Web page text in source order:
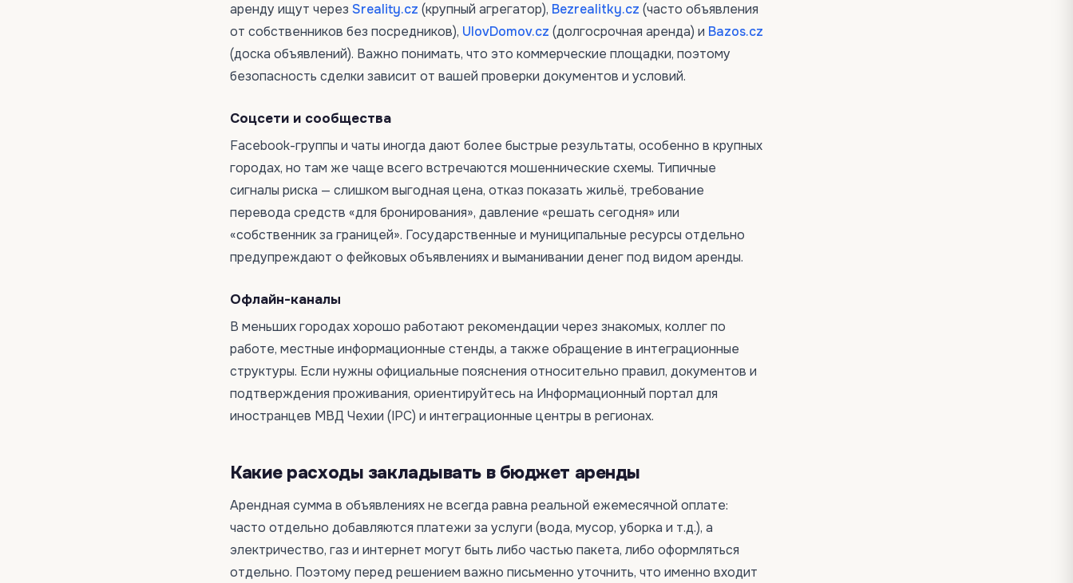
аренду ищут через Sreality.cz (крупный агрегатор), Bezrealitky.cz (часто объявления
от собственников без посредников), UlovDomov.cz (долгосрочная аренда) и Bazos.cz
(доска объявлений). Важно понимать, что это коммерческие площадки, поэтому
безопасность сделки зависит от вашей проверки документов и условий.
Соцсети и сообщества
Facebook-группы и чаты иногда дают более быстрые результаты, особенно в крупных
городах, но там же чаще всего встречаются мошеннические схемы. Типичные
сигналы риска — слишком выгодная цена, отказ показать жильё, требование
перевода средств «для бронирования», давление «решать сегодня» или
«собственник за границей». Государственные и муниципальные ресурсы отдельно
предупреждают о фейковых объявлениях и выманивании денег под видом аренды.
Офлайн-каналы
В меньших городах хорошо работают рекомендации через знакомых, коллег по
работе, местные информационные стенды, а также обращение в интеграционные
структуры. Если нужны официальные пояснения относительно правил, документов и
подтверждения проживания, ориентируйтесь на Информационный портал для
иностранцев МВД Чехии (IPC) и интеграционные центры в регионах.
Какие расходы закладывать в бюджет аренды
Арендная сумма в объявлениях не всегда равна реальной ежемесячной оплате:
часто отдельно добавляются платежи за услуги (вода, мусор, уборка и т.д.), а
электричество, газ и интернет могут быть либо частью пакета, либо оформляться
отдельно. Поэтому перед решением важно письменно уточнить, что именно входит